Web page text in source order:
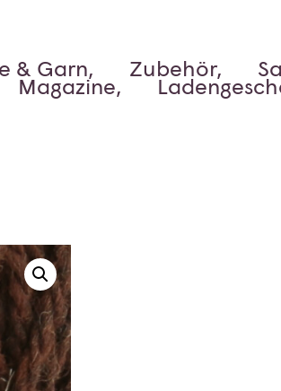
& Garn, Zubehör,
Magazine,